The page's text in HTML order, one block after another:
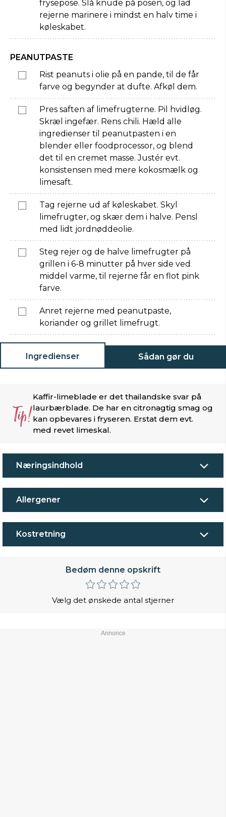
frysepose. Slå knude på posen, og lad
rejerne marinere i mindst en halv time i
køleskabet.
PEANUTPASTE
Rist peanuts i olie på en pande, til de får
farve og begynder at dufte. Afkøl dem.
Pres saften af limefrugterne. Pil hvidløg.
Skræl ingefær. Rens chili. Hæld alle
ingredienser til peanutpasten i en
blender eller foodprocessor, og blend
det til en cremet masse. Justér evt.
konsistensen med mere kokosmælk og
limesaft.
Tag rejerne ud af køleskabet. Skyl
limefrugter, og skær dem i halve. Pensl
med lidt jordnøddeolie.
Steg rejer og de halve limefrugter på
grillen i 6-8 minutter på hver side ved
middel varme, til rejerne får en flot pink
farve.
Anret rejerne med peanutpaste,
koriander og grillet limefrugt.
Ingredienser Sådan gør du
Tip!
Kaffir-limeblade er det thailandske svar på
laurbærblade. De har en citronagtig smag og
kan opbevares i fryseren. Erstat dem evt.
med revet limeskal.
Næringsindhold
Allergener
Kostretning
Bedøm denne opskrift
Vælg det ønskede antal stjerner